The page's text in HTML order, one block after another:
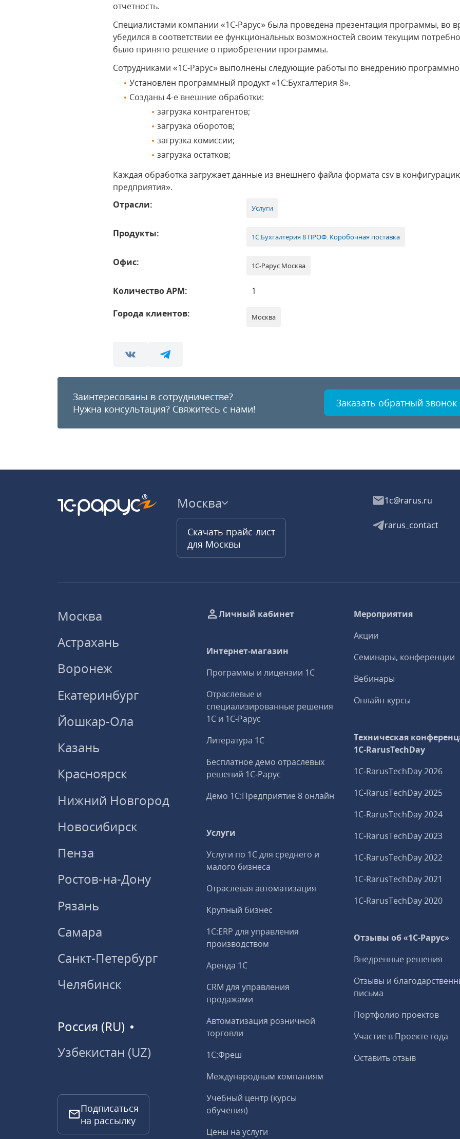
отчетность.
Специалистами компании «1С-Рарус» была проведена презентация программы, во
убедился в соответствии ее функциональных возможностей своим текущим
было принято решение о приобретении программы.
Сотрудниками «1С-Рарус» выполнены следующие работы по внедрению
Установлен программный продукт «1С:Бухгалтерия 8».
Созданы 4-е внешние обработки:
загрузка контрагентов;
загрузка оборотов;
загрузка комиссии;
загрузка остатков;
Каждая обработка загружает данные из внешнего файла формата csv в
предприятия».
Отрасли:
Услуги
Продукты: 1С:Бухгалтерия 8 ПРОФ. Коробочная поставка
Офис: 1С-Рарус Москва
Количество АРМ:
1
Города клиентов:
Москва
Заинтересованы в сотрудничестве?
Нужна консультация? Свяжитесь с нами! Заказать обратный звонок
Москва
Скачать прайс-лист
для Москвы
1c@rarus.ru
rarus_contact
Москва
Астрахань
Воронеж
Екатеринбург
Йошкар-Ола
Казань
Красноярск
Нижний Новгород
Новосибирск
Пенза
Ростов-на-Дону
Рязань
Самара
Санкт-Петербург
Челябинск
Россия (RU)
Узбекистан (UZ)
Подписаться
на рассылку
Личный кабинет
Интернет-магазин
Программы и лицензии 1С
Отраслевые и
специализированные решения
1С и 1С‑Рарус
Литература 1С
Бесплатное демо отраслевых
решений 1С‑Рарус
Демо 1С:Предприятие 8 онлайн
Услуги
Услуги по 1С для среднего и
малого бизнеса
Отраслевая автоматизация
Крупный бизнес
1С:ERP для управления
производством
Аренда 1С
CRM для управления
продажами
Автоматизация розничной
торговли
1С:Фреш
Международным компаниям
Учебный центр (курсы
обучения)
Цены на услуги
Мероприятия
Акции
Семинары, конференции
Вебинары
Онлайн-курсы
Техническая
1C‑RarusTechDay
1C‑RarusTechDay 2026
1C‑RarusTechDay 2025
1C‑RarusTechDay 2024
1C‑RarusTechDay 2023
1C‑RarusTechDay 2022
1C‑RarusTechDay 2021
1C‑RarusTechDay 2020
Отзывы об «1С-Рарус»
Внедренные решения
Отзывы и
письма
Портфолио проектов
Участие в Проекте года
Оставить отзыв